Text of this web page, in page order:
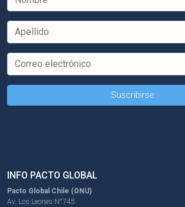
INFO PACTO GLOBAL
Pacto Global Chile (ONU)
Av. Los Leones N°745